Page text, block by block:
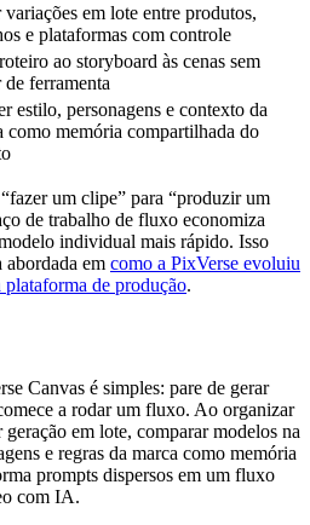
variações em lote entre produtos,
e plataformas com controle
ao storyboard às cenas sem
de ferramenta
estilo, personagens e contexto da
como memória compartilhada do
um clipe” para “produzir um
de trabalho de fluxo economiza
individual mais rápido. Isso
abordada em como a PixVerse evoluiu
plataforma de produção.
Canvas é simples: pare de gerar
a rodar um fluxo. Ao organizar
em lote, comparar modelos na
e regras da marca como memória
prompts dispersos em um fluxo
com IA.